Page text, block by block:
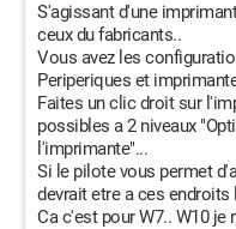
S'agissant d'une
ceux du fabricants..
Vous avez les
Periperiques et
Faites un clic droit sur
possibles a 2 niveaux
l'imprimante"...
Si le pilote vous permet
devrait etre a ces endroits
Ca c'est pour W7.. W10 je